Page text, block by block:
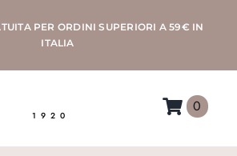
PER ORDINI SUPERIORI A 59€ IN
ITALIA
1920
0